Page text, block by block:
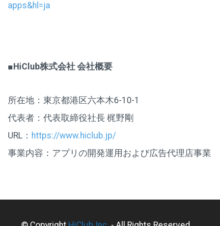
apps&hl=ja
■HiClub株式会社 会社概要
所在地：東京都港区六本木6-10-1
代表者：代表取締役社長 梶野剛
URL： https://www.hiclub.jp/
事業内容：アプリの開発運用および広告代理店事業